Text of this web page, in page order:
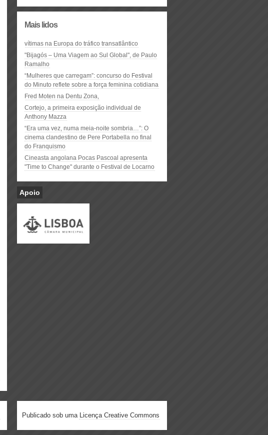
Mais lidos
vítimas na Europa do tráfico transatlântico
"Bijagós – Uma Viagem ao Sul Global", de Paulo
Ramalho
“Mulheres que carregam”: concurso do Festival
do Minuto reflete sobre a força feminina cotidiana
Fred Moten na Dentu Zona,
Cortejo, a primeira exposição individual de
Anthony Mazza
“Era uma vez, numa meia-noite sombria…”: O
cinema clandestino de Pere Portabella no final
do Franquismo
Cineasta angolana Pocas Pascoal apresenta
"Time to Change" durante o Festival de Locarno
Apoio
Publicado sob uma Licença Creative Commons